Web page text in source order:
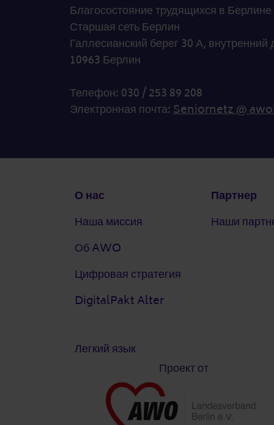
Благосостояние трудящихся в Берлине
Старшая сеть Берлин
Галлесианский берег 30 А, внутренний
10963 Берлин
Телефон: 030 / 253 89 208
Электронная почта:Seniornetz @
Подвал
О нас
Наша миссия
Об AWO
Цифровая стратегия
DigitalPakt Alter
Легкий язык
Партнер
Наши
Проект от